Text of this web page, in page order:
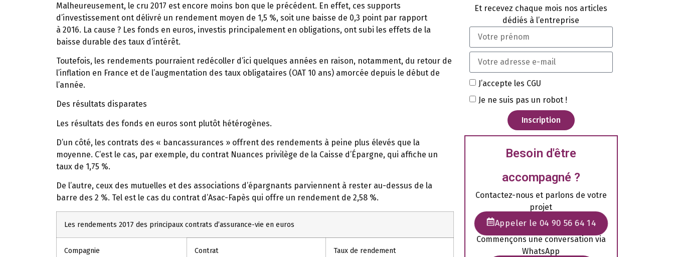
Malheureusement, le cru 2017 est encore moins bon que le précédent. En effet, ces supports
d’investissement ont délivré un rendement moyen de 1,5 %, soit une baisse de 0,3 point par rapport
à 2016. La cause ? Les fonds en euros, investis principalement en obligations, ont subi les effets de la
baisse durable des taux d’intérêt.
Toutefois, les rendements pourraient redécoller d’ici quelques années en raison, notamment, du retour de
l’inflation en France et de l’augmentation des taux obligataires (OAT 10 ans) amorcée depuis le début de
l’année.
Des résultats disparates
Les résultats des fonds en euros sont plutôt hétérogènes.
D’un côté, les contrats des « bancassurances » offrent des rendements à peine plus élevés que la
moyenne. C’est le cas, par exemple, du contrat Nuances privilège de la Caisse d’Épargne, qui affiche un
taux de 1,75 %.
De l’autre, ceux des mutuelles et des associations d’épargnants parviennent à rester au-dessus de la
barre des 2 %. Tel est le cas du contrat d’Asac-Fapès qui offre un rendement de 2,58 %.
Les rendements 2017 des principaux contrats d’assurance-vie en euros
Compagnie Contrat Taux de rendement
Et recevez chaque mois nos articles
dédiés à l’entreprise
J’accepte les CGU
Je ne suis pas un robot !
Inscription
Besoin d'être
accompagné ?
Contactez-nous et parlons de votre
projet
Appeler le 04 90 56 64 14
Commençons une conversation via
WhatsApp